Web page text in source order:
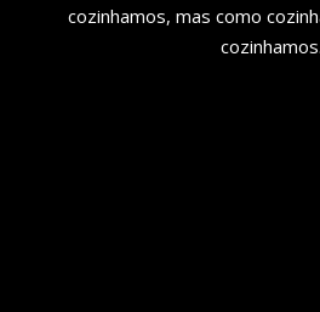
cozinhamos, mas como
cozinhamos.